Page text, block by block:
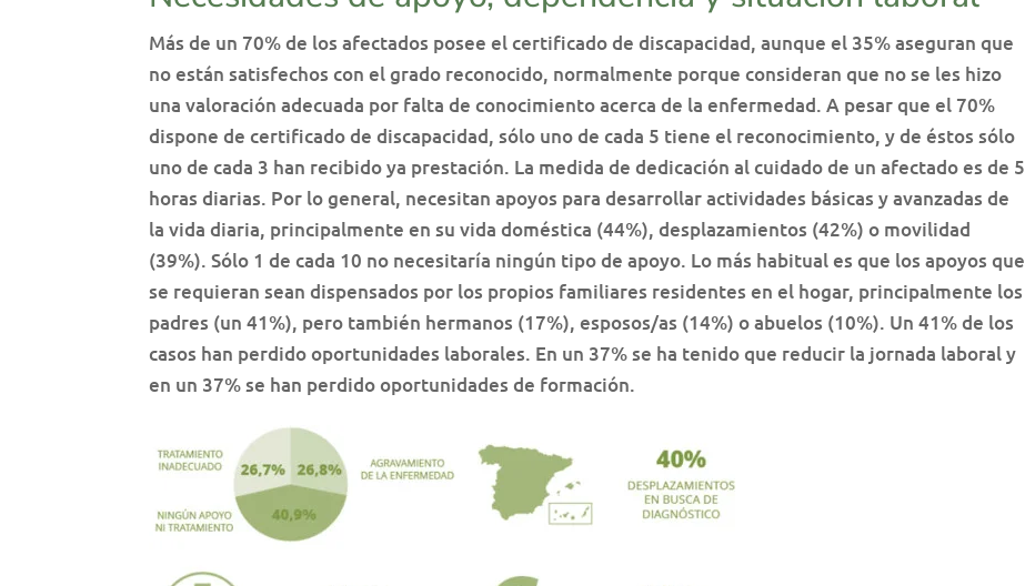
Más de un 70% de los afectados posee el certificado de discapacidad, aunque el 35% aseguran que
no están satisfechos con el grado reconocido, normalmente porque consideran que no se les hizo
una valoración adecuada por falta de conocimiento acerca de la enfermedad. A pesar que el 70%
dispone de certificado de discapacidad, sólo uno de cada 5 tiene el reconocimiento, y de éstos sólo
uno de cada 3 han recibido ya prestación. La medida de dedicación al cuidado de un afectado es de 5
horas diarias. Por lo general, necesitan apoyos para desarrollar actividades básicas y avanzadas de
la vida diaria, principalmente en su vida doméstica (44%), desplazamientos (42%) o movilidad
(39%). Sólo 1 de cada 10 no necesitaría ningún tipo de apoyo. Lo más habitual es que los apoyos que
se requieran sean dispensados por los propios familiares residentes en el hogar, principalmente los
padres (un 41%), pero también hermanos (17%), esposos/as (14%) o abuelos (10%). Un 41% de los
casos han perdido oportunidades laborales. En un 37% se ha tenido que reducir la jornada laboral y
en un 37% se han perdido oportunidades de formación.